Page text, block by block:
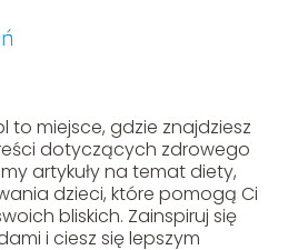
to miejsce, gdzie znajdziesz
dotyczących zdrowego
artykuły na temat diety,
dzieci, które pomogą Ci
bliskich. Zainspiruj się
i ciesz się lepszym